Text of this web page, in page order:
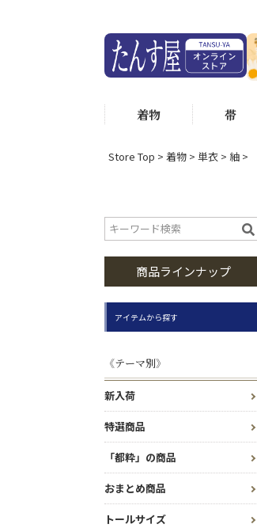
着物 帯
Store Top 着物 単衣 紬
商品ラインナップ
アイテムから探す
《テーマ別》
新入荷
特選商品
「都粋」の商品
おまとめ商品
トールサイズ